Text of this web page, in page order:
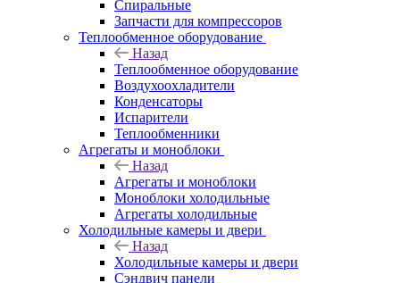
Спиральные
Запчасти для компрессоров
Теплообменное оборудование
Назад
Теплообменное оборудование
Воздухоохладители
Конденсаторы
Испарители
Теплообменники
Агрегаты и моноблоки
Назад
Агрегаты и моноблоки
Моноблоки холодильные
Агрегаты холодильные
Холодильные камеры и двери
Назад
Холодильные камеры и двери
Сэндвич панели